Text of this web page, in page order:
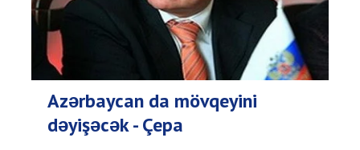
Azərbaycan da mövqeyini
dəyişəcək - Çepa